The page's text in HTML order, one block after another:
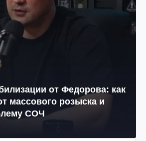
от Федорова: как
массового розыска и
СОЧ